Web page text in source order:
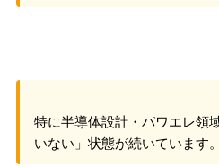
特に半導体設計・パワエレ領
いない」状態が続いています。